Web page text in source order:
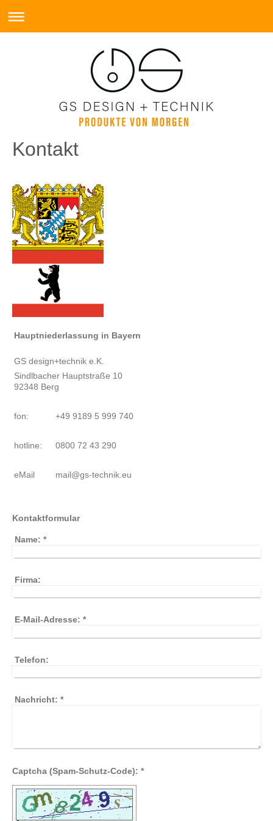
Kontakt
Hauptniederlassung in Bayern
GS design+technik e.K.
Sindlbacher Hauptstraße 10
92348 Berg
fon: +49 9189 5 999 740
hotline: 0800 72 43 290
eMail mail@gs-technik.eu
Kontaktformular
Name: *
Firma:
E-Mail-Adresse: *
Telefon:
Nachricht: *
Captcha (Spam-Schutz-Code): *